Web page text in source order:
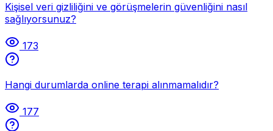
Kişisel veri gizliliğini ve görüşmelerin güvenliğini nasıl
sağlıyorsunuz?
173
Hangi durumlarda online terapi alınmamalıdır?
177